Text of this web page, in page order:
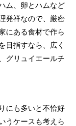
ム、卵とハムなど
発祥なので、厳密
にある食材で作ら
目指すなら、広く
グリュイエールチ
にも多いと不恰好
うケースも考えら